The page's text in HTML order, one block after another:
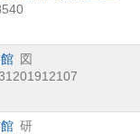
図
研